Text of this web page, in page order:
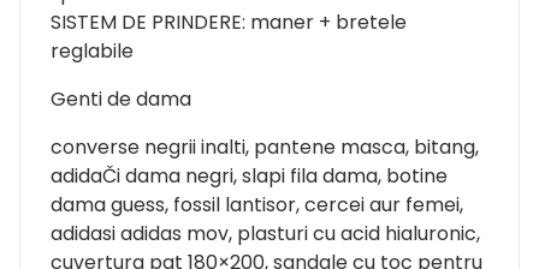
SISTEM DE PRINDERE: maner + bretele
reglabile
Genti de dama
converse negrii inalti, pantene masca, bitang,
adidaČi dama negri, slapi fila dama, botine
dama guess, fossil lantisor, cercei aur femei,
adidasi adidas mov, plasturi cu acid hialuronic,
cuvertura pat 180×200, sandale cu toc pentru